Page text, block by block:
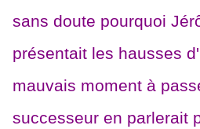
sans doute pourquoi
présentait les hausses
mauvais moment à
successeur en parlerait